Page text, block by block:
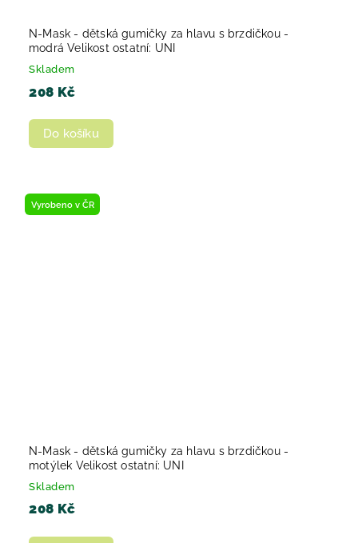
N-Mask - dětská gumičky za hlavu s brzdičkou -
modrá Velikost ostatní: UNI
Skladem
208 Kč
Do košíku
Vyrobeno v ČR
N-Mask - dětská gumičky za hlavu s brzdičkou -
motýlek Velikost ostatní: UNI
Skladem
208 Kč